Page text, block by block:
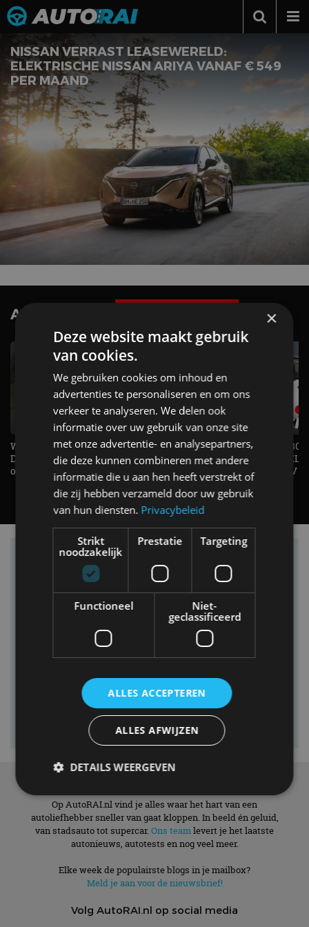
Autonieuws
Podcast
Autotests
Automerken
Adverteren
MotorRAI.nl
NISSAN VERRAST LEASEWERELD:
ELEKTRISCHE NISSAN ARIYA VANAF € 549
PER MAAND
AutoRAI.nl TV
Welke elektrische auto past bij jou?
De EV Experience geeft antwoord
op je vraag! - AutoRAI TV
1.500 KG Trekgewicht & 380
elektrische pk's, maar
AUTO is het? - AutoRAI TV
Vind je auto in onze database
Op AutoRAI.nl vind je alles waar het hart van een
autoliefhebber sneller van gaat kloppen. In beeld én geluid,
van stadsauto tot supercar. Ons team levert je het laatste
autonieuws, autotests en nog veel meer.
Elke week de populairste blogs in je mailbox?
Meld je aan voor de nieuwsbrief!
Volg AutoRAI.nl op social media
×
Deze website maakt gebruik
van cookies.
We gebruiken cookies om inhoud en
advertenties te personaliseren en om ons
verkeer te analyseren. We delen ook
informatie over uw gebruik van onze site
met onze advertentie- en analysepartners,
die deze kunnen combineren met andere
informatie die u aan hen heeft verstrekt of
die zij hebben verzameld door uw gebruik
van hun diensten. Privacybeleid
Strikt
noodzakelijk
Prestatie Targeting
Functioneel
Niet-
geclassificeerd
ALLES ACCEPTEREN
ALLES AFWIJZEN
DETAILS WEERGEVEN
Strikt noodzakelijk Prestatie
Targeting
Functioneel
Niet-geclassificeerd
Strikt noodzakelijke cookies maken de
kernfunctionaliteiten van de website mogelijk, zoals
gebruikersaanmelding en accountbeheer. De
strikt noodzakelijke cookies.